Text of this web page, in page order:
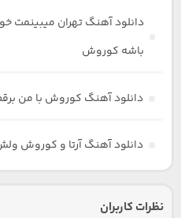
دانلود آهنگ تهران میبینمت
باشه کوروش
دانلود آهنگ کوروش با من
دانلود آهنگ آرتا و کوروش
نظرات کاربران